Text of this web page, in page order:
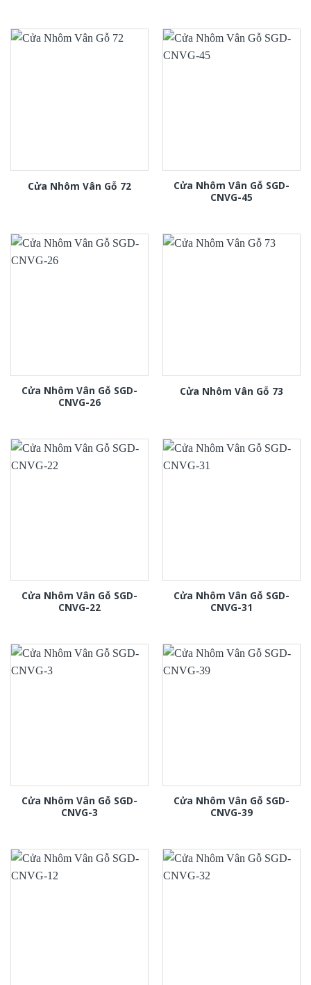
Cửa Nhôm Vân Gỗ 72
Cửa Nhôm Vân Gỗ SGD-
CNVG-45
Cửa Nhôm Vân Gỗ SGD-
CNVG-26
Cửa Nhôm Vân Gỗ 73
Cửa Nhôm Vân Gỗ SGD-
CNVG-22
Cửa Nhôm Vân Gỗ SGD-
CNVG-31
Cửa Nhôm Vân Gỗ SGD-
CNVG-3
Cửa Nhôm Vân Gỗ SGD-
CNVG-39